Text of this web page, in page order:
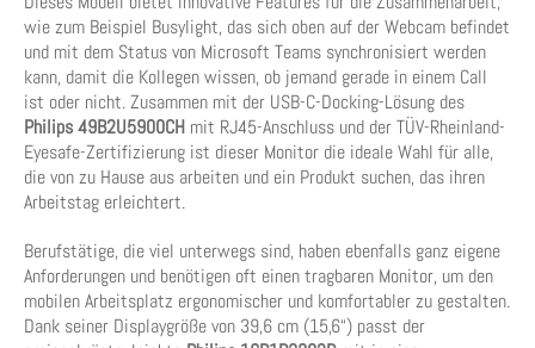
wie zum Beispiel Busylight, das sich oben auf der Webcam befindet
und mit dem Status von Microsoft Teams synchronisiert werden
kann, damit die Kollegen wissen, ob jemand gerade in einem Call
ist oder nicht. Zusammen mit der USB-C-Docking-Lösung des
Philips 49B2U5900CH mit RJ45-Anschluss und der TÜV-Rheinland-
Eyesafe-Zertifizierung ist dieser Monitor die ideale Wahl für alle,
die von zu Hause aus arbeiten und ein Produkt suchen, das ihren
Arbeitstag erleichtert.
Berufstätige, die viel unterwegs sind, haben ebenfalls ganz eigene
Anforderungen und benötigen oft einen tragbaren Monitor, um den
mobilen Arbeitsplatz ergonomischer und komfortabler zu gestalten.
Dank seiner Displaygröße von 39,6 cm (15,6“) passt der